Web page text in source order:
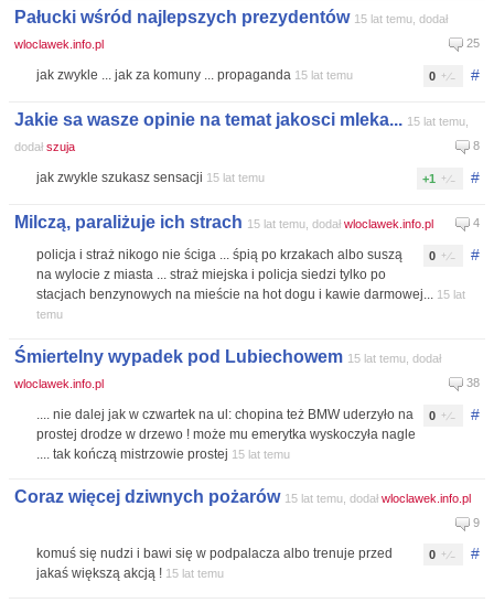
Pałucki wśród najlepszych prezydentów 15 lat temu, dodał
wloclawek.info.pl
25
#
0
jak zwykle ... jak za komuny ... propaganda 15 lat temu
Jakie sa wasze opinie na temat jakosci mleka... 15 lat temu,
dodał szuja 8
#
+1
jak zwykle szukasz sensacji 15 lat temu
Milczą, paraliżuje ich strach 15 lat temu, dodał wloclawek.info.pl 4
#
0
policja i straż nikogo nie ściga ... śpią po krzakach albo suszą
na wylocie z miasta ... straż miejska i policja siedzi tylko po
stacjach benzynowych na mieście na hot dogu i kawie darmowej... 15 lat
temu
Śmiertelny wypadek pod Lubiechowem 15 lat temu, dodał
wloclawek.info.pl
38
#
0
.... nie dalej jak w czwartek na ul: chopina też BMW uderzyło na
prostej drodze w drzewo ! może mu emerytka wyskoczyła nagle
.... tak kończą mistrzowie prostej 15 lat temu
Coraz więcej dziwnych pożarów 15 lat temu, dodał wloclawek.info.pl
9
#
0
komuś się nudzi i bawi się w podpalacza albo trenuje przed
jakaś większą akcją ! 15 lat temu